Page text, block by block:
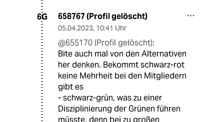
6G 658767 (Profil gelöscht)
05.04.2023, 10:41 Uhr
@655170 (Profil gelöscht):
Bite auch mal von den Alternativen
her denken. Bekommt schwarz-rot
keine Mehrheit bei den Mitgliedern
gibt es
- schwarz-grün, was zu einer
Disziplinierung der Grünen führen
müsste, denn bei zu großen